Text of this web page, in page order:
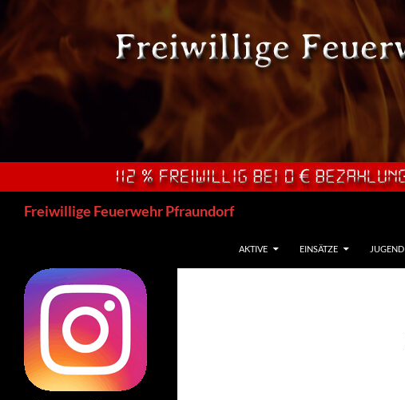
springen
Freiwillige Feuerwehr Pfraundorf
AKTIVE EINSÄTZE JUGEND